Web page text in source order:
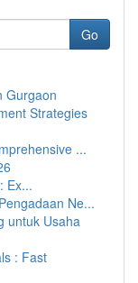
Go
Gurgaon
Strategies
...
Ex...
Ne...
untuk Usaha
: Fast